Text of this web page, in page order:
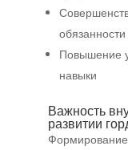
обязанности
Повышение
навыки
Важность
развитии